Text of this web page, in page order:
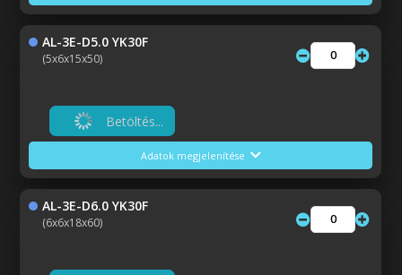
AL-3E-D5.0 YK30F
(5x6x15x50)
Betöltés...
Adatok megjelenítése
AL-3E-D6.0 YK30F
(6x6x18x60)